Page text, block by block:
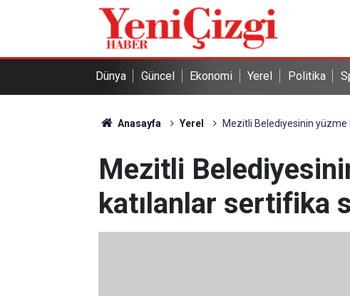
Dünya Güncel Ekonomi Yerel Politika
Anasayfa Yerel Mezitli Belediyesinin yüzme
Mezitli
katılanlar sertifika